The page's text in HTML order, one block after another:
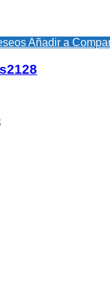
Añadir a